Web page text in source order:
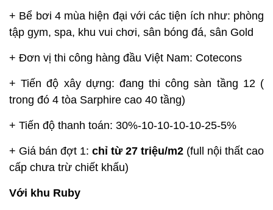
+ Bể bơi 4 mùa hiện đại với các tiện ích như: phòng
tập gym, spa, khu vui chơi, sân bóng đá, sân Gold
+ Đơn vị thi công hàng đầu Việt Nam: Cotecons
+ Tiến độ xây dựng: đang thi công sàn tầng 12 (
trong đó 4 tòa Sarphire cao 40 tầng)
+ Tiến độ thanh toán: 30%-10-10-10-10-25-5%
+ Giá bán đợt 1: chỉ từ 27 triệu/m2 (full nội thất cao
cấp chưa trừ chiết khấu)
Với khu Ruby